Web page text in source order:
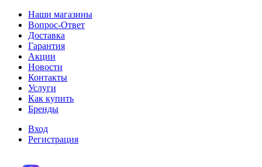
Наши магазины
Вопрос-Ответ
Доставка
Гарантия
Акции
Новости
Контакты
Услуги
Как купить
Бренды
Вход
Регистрация